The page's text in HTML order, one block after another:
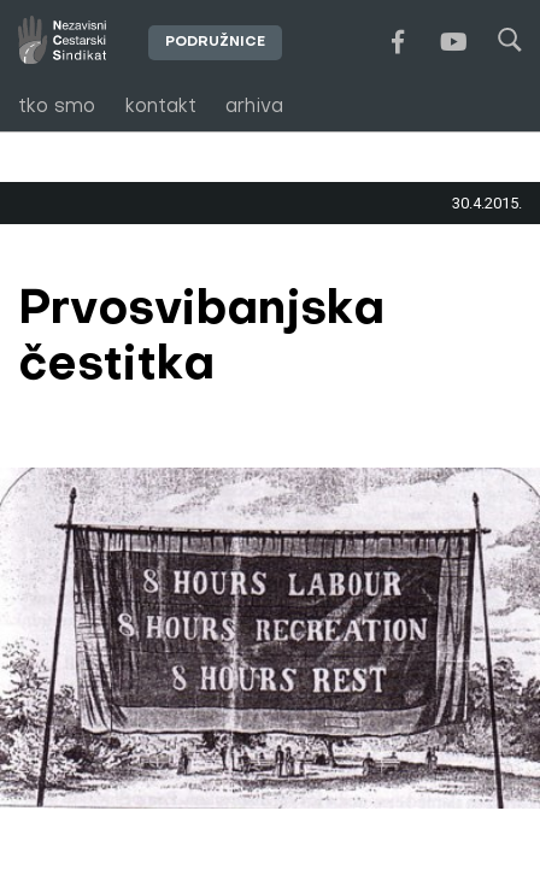
tko smo kontakt arhiva
PODRUŽNICE
30.4.2015.
Prvosvibanjska
čestitka